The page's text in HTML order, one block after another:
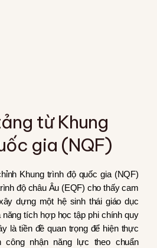
từ Khung
gia (NQF)
Khung trình độ quốc gia (NQF)
độ châu Âu (EQF) cho thấy cam
dựng một hệ sinh thái giáo dục
tích hợp học tập phi chính quy
là tiền đề quan trọng để hiện thực
công nhận năng lực theo chuẩn